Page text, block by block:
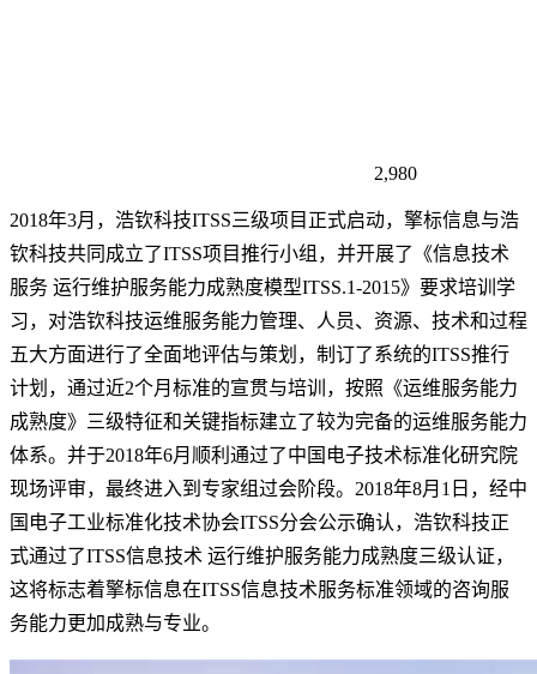
2,980
2018年3月，浩钦科技ITSS三级项目正式启动，擎标信息与浩
钦科技共同成立了ITSS项目推行小组，并开展了《信息技术
服务 运行维护服务能力成熟度模型ITSS.1-2015》要求培训学
习，对浩钦科技运维服务能力管理、人员、资源、技术和过程
五大方面进行了全面地评估与策划，制订了系统的ITSS推行
计划，通过近2个月标准的宣贯与培训，按照《运维服务能力
成熟度》三级特征和关键指标建立了较为完备的运维服务能力
体系。并于2018年6月顺利通过了中国电子技术标准化研究院
现场评审，最终进入到专家组过会阶段。2018年8月1日，经中
国电子工业标准化技术协会ITSS分会公示确认，浩钦科技正
式通过了ITSS信息技术 运行维护服务能力成熟度三级认证，
这将标志着擎标信息在ITSS信息技术服务标准领域的咨询服
务能力更加成熟与专业。